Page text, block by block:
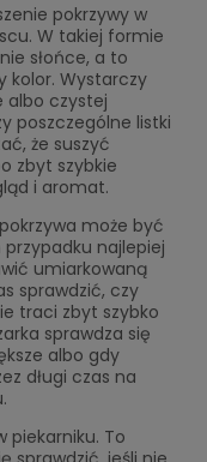
pokrzywy w
W takiej formie
słońce, a to
kolor. Wystarczy
albo czystej
poszczególne listki
że suszyć
zbyt szybkie
i aromat.
może być
najlepiej
umiarkowaną
sprawdzić, czy
traci zbyt szybko
sprawdza się
albo gdy
długi czas na
piekarniku. To